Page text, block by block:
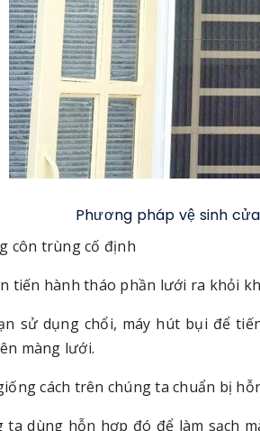
Phương pháp vệ sinh
côn trùng cố định
tiến hành tháo phần lưới ra khỏi
sử dụng chổi, máy hút bụi để
màng lưới.
cách trên chúng ta chuẩn bị
ta dùng hỗn hợp đó để làm sạch